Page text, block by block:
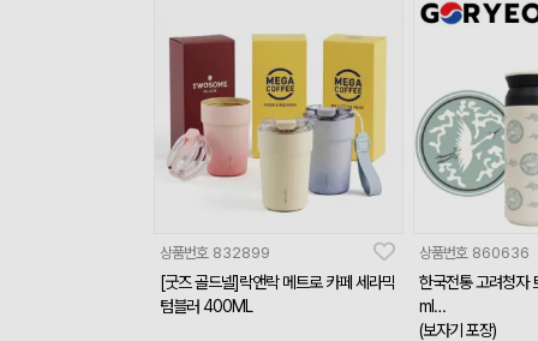
상품번호 832899
[굿즈 골드넬]락앤락 메트로 카페 세라믹
텀블러 400ML
상품번호 860636
한국전통 고려청자
ml
(보자기 포장)